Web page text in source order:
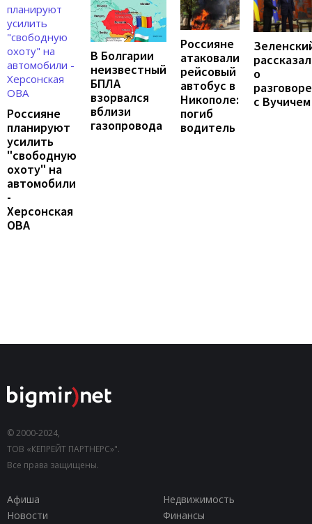
Россияне
планируют
усилить
"свободную
охоту" на
автомобили
-
Херсонская
ОВА
В Болгарии
неизвестный
БПЛА
взорвался
вблизи
газопровода
Россияне
атаковали
рейсовый
автобус в
Никополе:
погиб
водитель
рассказал
о
разговоре
с Вучичем
© 2000-2024,
ТОВ «КЕПРЕЙТ ПАРТНЕРС»".
Все права защищены.
Афиша
Недвижимость
Новости
Финансы